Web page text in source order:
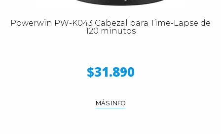
Powerwin PW-K043 Cabezal para Time-Lapse de
120 minutos
$31.890
MÁS INFO